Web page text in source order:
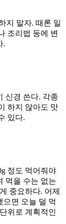
지 말자. 때론 일
조리법 등에 변
.
신경 쓴다. 각종
하지 않아도 맛
있다.
정도 먹어줘야
먹을 수는 없는
중요하다. 어제
으면 오늘 덜 먹
위로 계획적인